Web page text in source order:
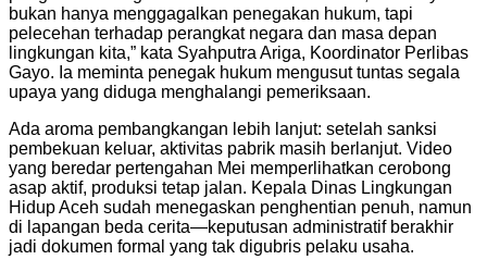
bukan hanya menggagalkan penegakan hukum, tapi
pelecehan terhadap perangkat negara dan masa depan
lingkungan kita,” kata Syahputra Ariga, Koordinator Perlibas
Gayo. Ia meminta penegak hukum mengusut tuntas segala
upaya yang diduga menghalangi pemeriksaan.
Ada aroma pembangkangan lebih lanjut: setelah sanksi
pembekuan keluar, aktivitas pabrik masih berlanjut. Video
yang beredar pertengahan Mei memperlihatkan cerobong
asap aktif, produksi tetap jalan. Kepala Dinas Lingkungan
Hidup Aceh sudah menegaskan penghentian penuh, namun
di lapangan beda cerita—keputusan administratif berakhir
jadi dokumen formal yang tak digubris pelaku usaha.